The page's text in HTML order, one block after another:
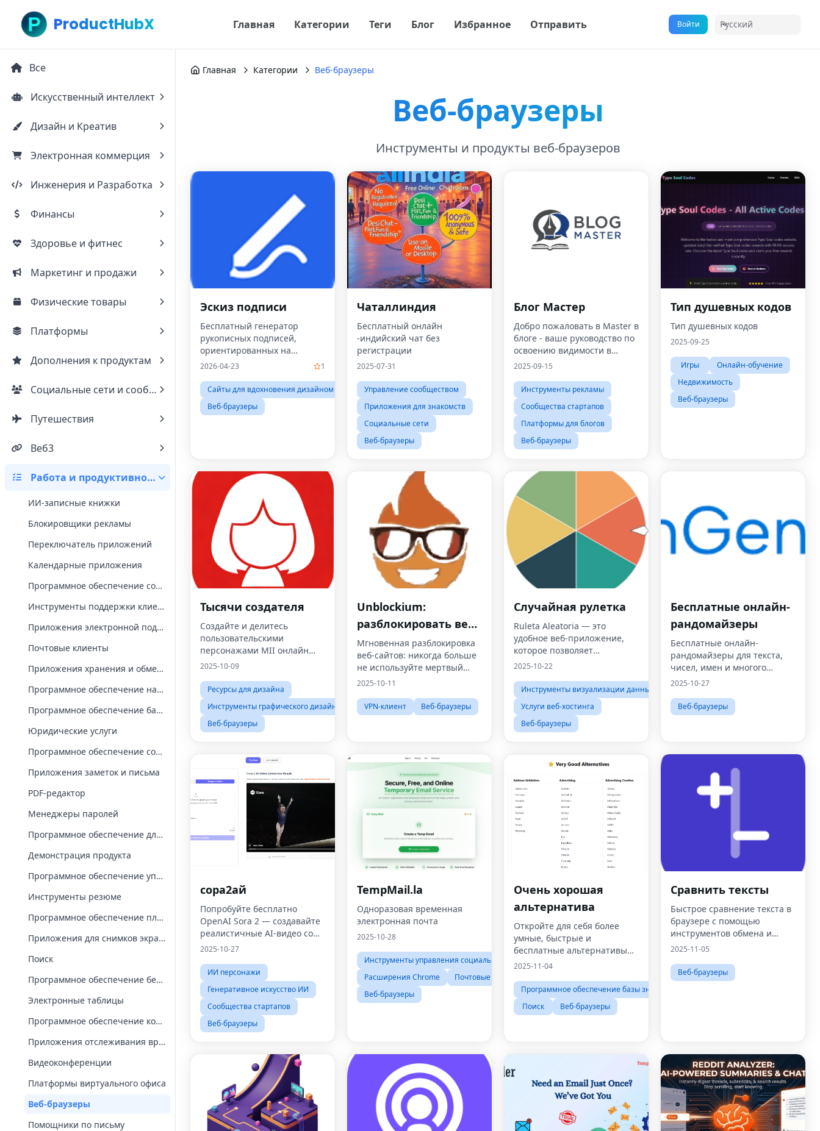
ProductHubX Главная Категории Теги Блог Избранное Отправить Войти Русский
Все
Искусственный интеллект
Дизайн и Креатив
Электронная коммерция
Инженерия и Разработка
Финансы
Здоровье и фитнес
Маркетинг и продажи
Физические товары
Платформы
Дополнения к продуктам
Социальные сети и сообщества
Путешествия
Веб3
Работа и продуктивность
ИИ-записные книжки
Блокировщики рекламы
Переключатель приложений
Календарные приложения
Программное обеспечение соответствия
Инструменты поддержки клиентов
Приложения электронной подписи
Почтовые клиенты
Приложения хранения и обмена файлами
Программное обеспечение найма
Программное обеспечение базы знаний
Юридические услуги
Программное обеспечение собраний
Приложения заметок и письма
PDF-редактор
Менеджеры паролей
Программное обеспечение для презентаций
Демонстрация продукта
Программное обеспечение управления проектами
Инструменты резюме
Программное обеспечение планирования
Приложения для снимков экрана и записи
Поиск
Программное обеспечение безопасности
Электронные таблицы
Программное обеспечение командной работы
Приложения отслеживания времени
Видеоконференции
Платформы виртуального офиса
Веб-браузеры
Помощники по письму
Главная Категории Веб-браузеры
Веб-браузеры
Инструменты и продукты веб-браузеров
Эскиз подписи
Бесплатный генератор
рукописных подписей,
ориентированных на
конфиденциальность
2026-04-23 1
Сайты для вдохновения дизайном
Веб-браузеры
Чаталлиндия
Бесплатный онлайн
-индийский чат без
регистрации
2025-07-31
Управление сообществом
Приложения для знакомств
Социальные сети
Веб-браузеры
Блог Мастер
Добро пожаловать в Master в
блоге - ваше руководство по
освоению видимости в
цифровую эпоху.
2025-09-15
Инструменты рекламы
Сообщества стартапов
Платформы для блогов
Веб-браузеры
Тип душевных кодов
Тип душевных кодов
2025-09-25
Игры
Онлайн-обучение
Недвижимость
Веб-браузеры
Тысячи создателя
Создайте и делитесь
пользовательскими
персонажами MII онлайн
бесплатно, не требуется
2025-10-09
Ресурсы для дизайна
Инструменты графического дизайна
Веб-браузеры
Unblockium:
разблокировать веб-
сайты
Мгновенная разблокировка
веб-сайтов: никогда больше
не используйте мертвый
прокси.
2025-10-11
VPN-клиент Веб-браузеры
Случайная рулетка
Ruleta Aleatoria — это
удобное веб-приложение,
которое позволяет
пользователям принимать
случайных колес.
2025-10-22
Инструменты визуализации данных
Услуги веб-хостинга
Веб-браузеры
Бесплатные онлайн-
рандомайзеры
Бесплатные онлайн-
рандомайзеры для текста,
чисел, имен и многого
другого — Генератор
чисел.Инструменты
2025-10-27
Веб-браузеры
сора2ай
Попробуйте бесплатно
OpenAI Sora 2 — создавайте
реалистичные AI-видео со
звуком онлайн
2025-10-27
ИИ персонажи
Генеративное искусство ИИ
Сообщества стартапов
Веб-браузеры
TempMail.la
Одноразовая временная
электронная почта
2025-10-28
Инструменты управления социальными сетями
Расширения Chrome
Почтовые клиенты
Веб-браузеры
Очень хорошая
альтернатива
Откройте для себя более
умные, быстрые и
бесплатные альтернативы
популярному программному
инструментам.
2025-11-04
Программное обеспечение базы знаний
Поиск
Веб-браузеры
Сравнить тексты
Быстрое сравнение текста в
браузере с помощью
инструментов обмена и
экспорта.Включает светлые,
брутализма — все они
работают локально для
2025-11-05
Веб-браузеры